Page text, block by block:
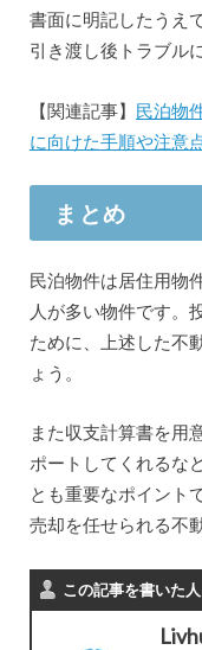
書面に明記したうえ
引き渡し後トラブル
【関連記事】 民泊物
に向けた手順や注意
まとめ
民泊物件は居住用物
人が多い物件です。
ために、上述した不
ょう。
また収支計算書を用
ポートしてくれるな
とも重要なポイント
売却を任せられる不
この記事を書いた人